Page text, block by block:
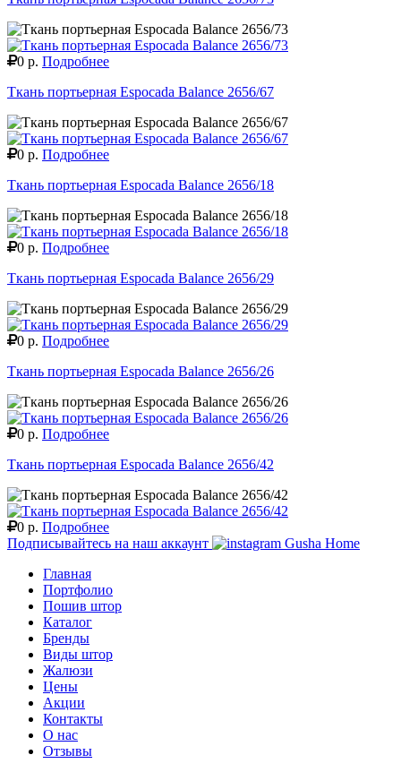
0 р. Подробнее
Ткань портьерная Espocada Balance 2656/67
0 р. Подробнее
Ткань портьерная Espocada Balance 2656/18
0 р. Подробнее
Ткань портьерная Espocada Balance 2656/29
0 р. Подробнее
Ткань портьерная Espocada Balance 2656/26
0 р. Подробнее
Ткань портьерная Espocada Balance 2656/42
0 р. Подробнее
Подписывайтесь на наш аккаунт
Gusha Home
Главная
Портфолио
Пошив штор
Каталог
Бренды
Виды штор
Жалюзи
Цены
Акции
Контакты
О нас
Отзывы